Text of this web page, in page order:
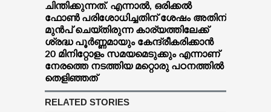
ചിന്തിക്കുന്നത്. എന്നാല്‍, ഒരിക്കല്‍
ഫോണ്‍ പരിശോധിച്ചതിന് ശേഷം അതിന്
മുന്‍പ് ചെയ്തിരുന്ന കാര്യത്തിലേക്ക്
ശ്രദ്ധ പൂര്‍ണ്ണമായും കേന്ദ്രീകരിക്കാന്‍
20 മിനിറ്റോളം സമയമെടുക്കും എന്നാണ്
നേരത്തെ നടത്തിയ മറ്റൊരു പഠനത്തില്‍
തെളിഞ്ഞത്
RELATED STORIES